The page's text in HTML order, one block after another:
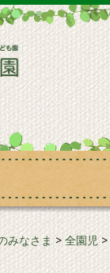
みなさま>全園児>